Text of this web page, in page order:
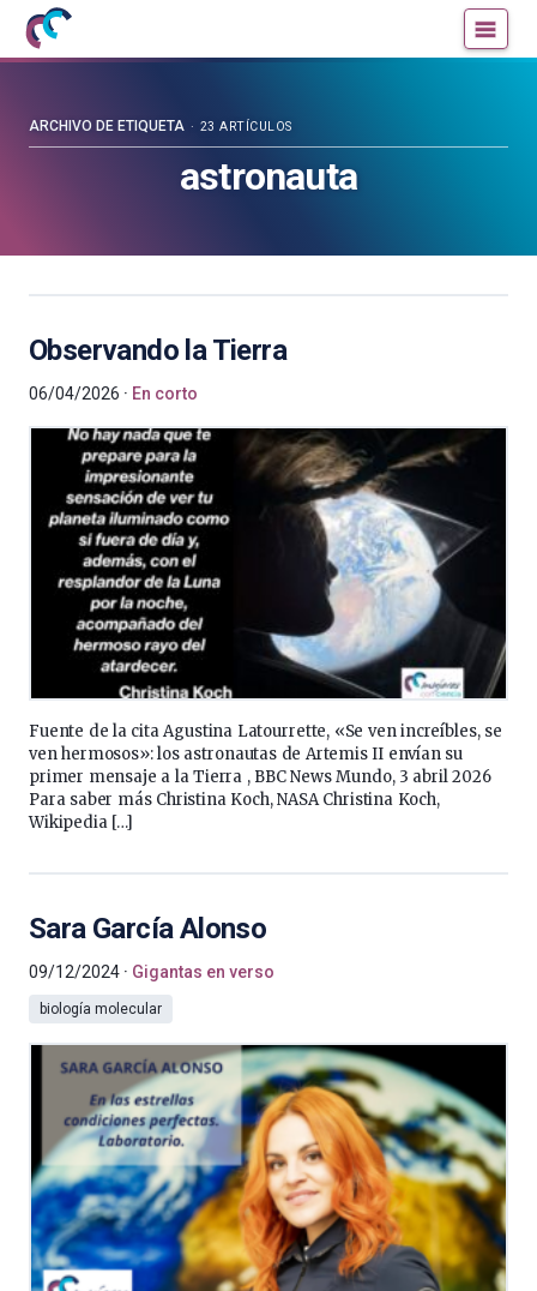
Mujeres
con
blog
astronauta
ARCHIVO DE ETIQUETA 23 ARTÍCULOS
Observando la Tierra
06/04/2026 En corto
Fuente de la cita Agustina Latourrette, «Se ven increíbles, se
ven hermosos»: los astronautas de Artemis II envían su
primer mensaje a la Tierra , BBC News Mundo, 3 abril 2026
Para saber más Christina Koch, NASA Christina Koch,
Wikipedia […]
Sara García Alonso
09/12/2024 Gigantas en verso
biología molecular